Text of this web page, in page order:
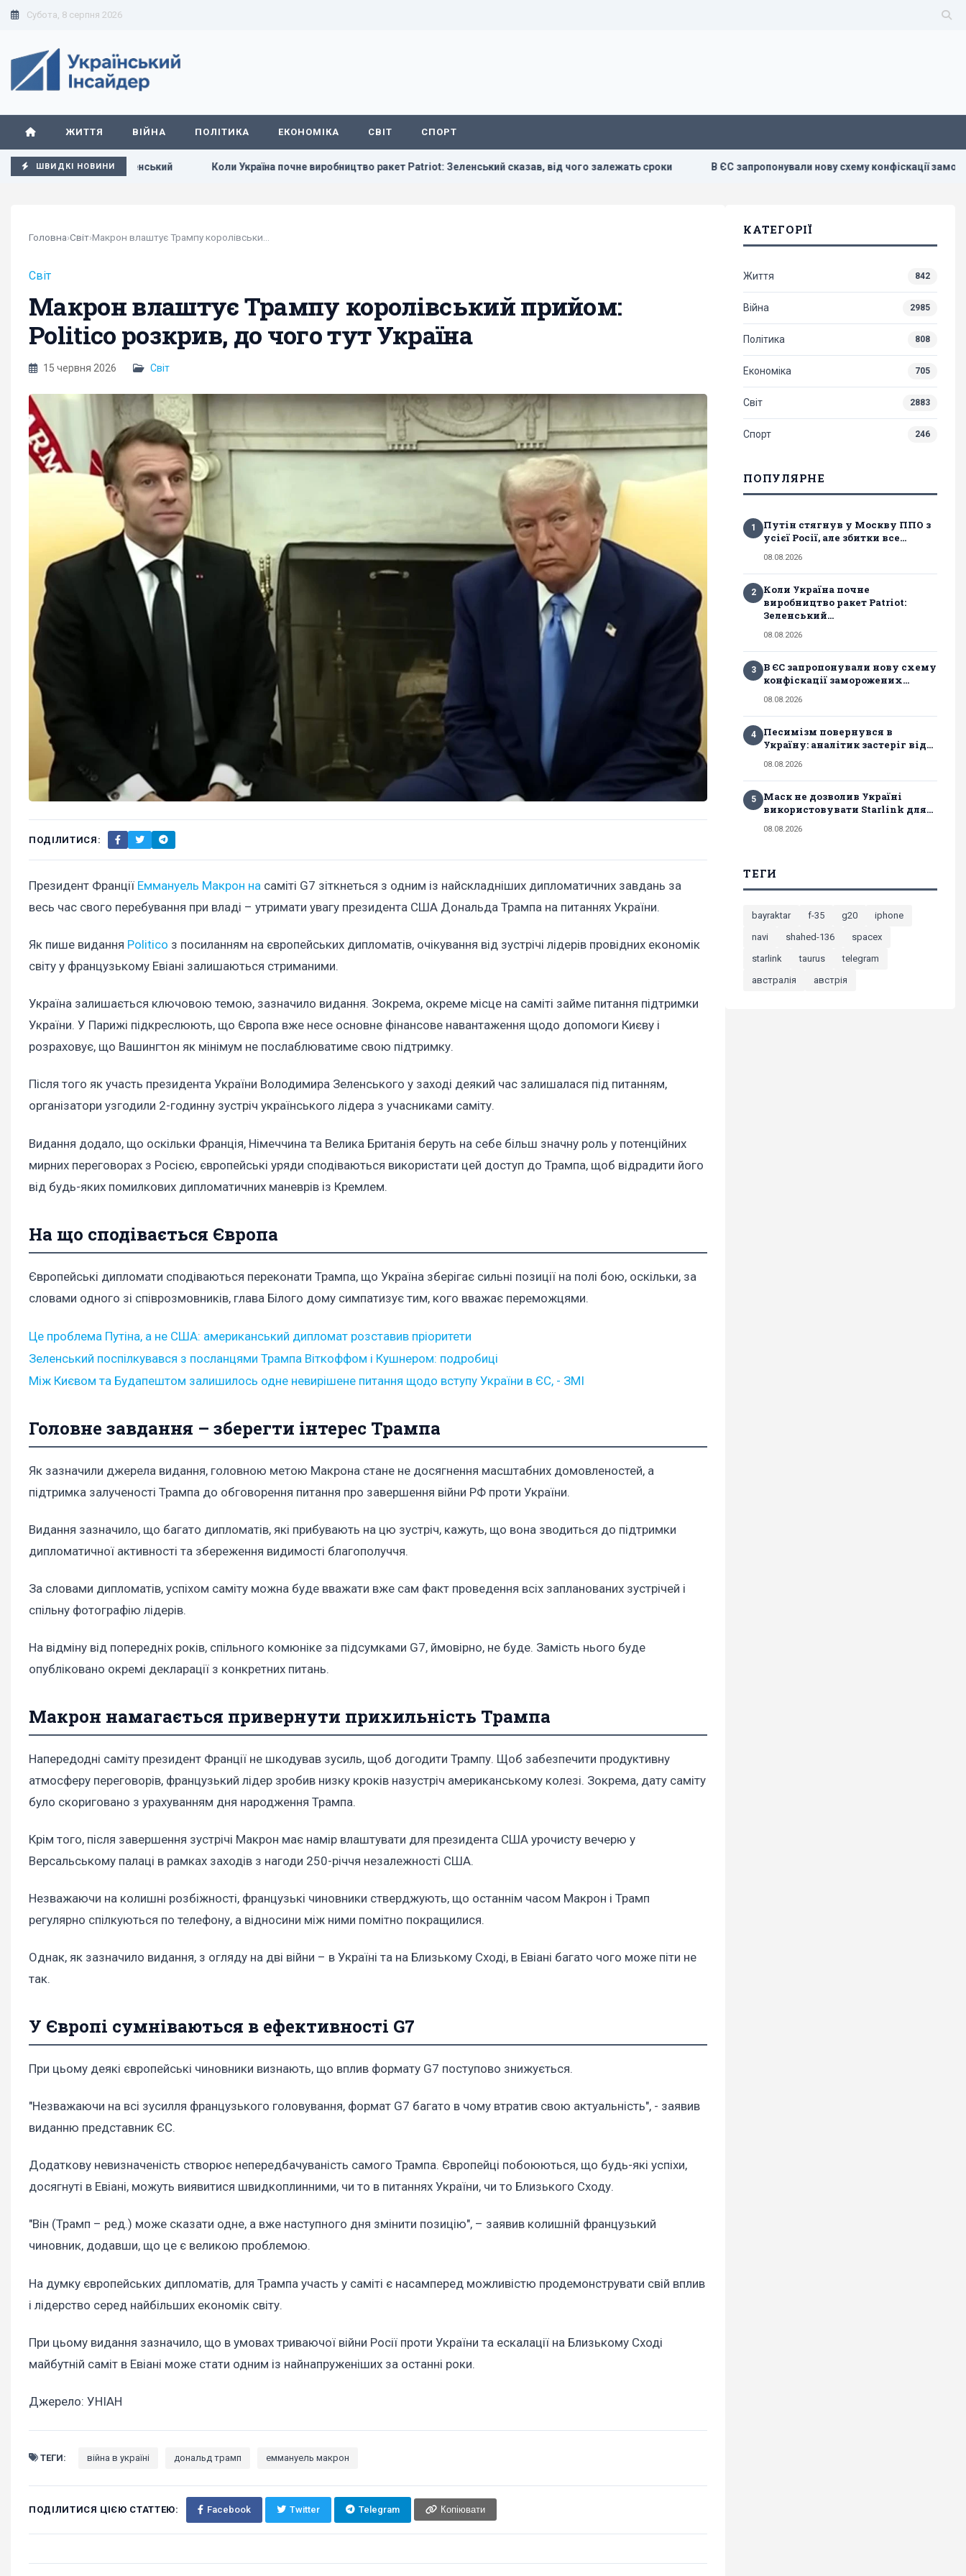
Субота, 8 серпня 2026
ЖИТТЯ ВІЙНА ПОЛІТИКА ЕКОНОМІКА СВІТ СПОРТ
ШВИДКІ НОВИНИ
- Зеленський Коли Україна почне виробництво ракет Patriot: Зеленський сказав, від чого залежать сроки В ЄС запропонували нову схему конфіскації заморожених
Головна›Світ›
Світ
Макрон влаштує Трампу королівський прийом:
Politico розкрив, до чого тут Україна
15 червня 2026 Світ
ПОДІЛИТИСЯ:
Президент Франції Еммануель Макрон на саміті G7 зіткнеться з одним із найскладніших дипломатичних завдань за
весь час свого перебування при владі – утримати увагу президента США Дональда Трампа на питаннях України.
Як пише видання Politico з посиланням на європейських дипломатів, очікування від зустрічі лідерів провідних економік
світу у французькому Евіані залишаються стриманими.
Україна залишається ключовою темою, зазначило видання. Зокрема, окреме місце на саміті займе питання підтримки
України. У Парижі підкреслюють, що Європа вже несе основне фінансове навантаження щодо допомоги Києву і
розраховує, що Вашингтон як мінімум не послаблюватиме свою підтримку.
Після того як участь президента України Володимира Зеленського у заході деякий час залишалася під питанням,
організатори узгодили 2-годинну зустріч українського лідера з учасниками саміту.
Видання додало, що оскільки Франція, Німеччина та Велика Британія беруть на себе більш значну роль у потенційних
мирних переговорах з Росією, європейські уряди сподіваються використати цей доступ до Трампа, щоб відрадити його
від будь-яких помилкових дипломатичних маневрів із Кремлем.
На що сподівається Європа
Європейські дипломати сподіваються переконати Трампа, що Україна зберігає сильні позиції на полі бою, оскільки, за
словами одного зі співрозмовників, глава Білого дому симпатизує тим, кого вважає переможцями.
Це проблема Путіна, а не США: американський дипломат розставив пріоритети
Зеленський поспілкувався з посланцями Трампа Віткоффом і Кушнером: подробиці
Між Києвом та Будапештом залишилось одне невирішене питання щодо вступу України в ЄС, - ЗМІ
Головне завдання – зберегти інтерес Трампа
Як зазначили джерела видання, головною метою Макрона стане не досягнення масштабних домовленостей, а
підтримка залученості Трампа до обговорення питання про завершення війни РФ проти України.
Видання зазначило, що багато дипломатів, які прибувають на цю зустріч, кажуть, що вона зводиться до підтримки
дипломатичної активності та збереження видимості благополуччя.
За словами дипломатів, успіхом саміту можна буде вважати вже сам факт проведення всіх запланованих зустрічей і
спільну фотографію лідерів.
На відміну від попередніх років, спільного комюніке за підсумками G7, ймовірно, не буде. Замість нього буде
опубліковано окремі декларації з конкретних питань.
Макрон намагається привернути прихильність Трампа
Напередодні саміту президент Франції не шкодував зусиль, щоб догодити Трампу. Щоб забезпечити продуктивну
атмосферу переговорів, французький лідер зробив низку кроків назустріч американському колезі. Зокрема, дату саміту
було скориговано з урахуванням дня народження Трампа.
Крім того, після завершення зустрічі Макрон має намір влаштувати для президента США урочисту вечерю у
Версальському палаці в рамках заходів з нагоди 250-річчя незалежності США.
Незважаючи на колишні розбіжності, французькі чиновники стверджують, що останнім часом Макрон і Трамп
регулярно спілкуються по телефону, а відносини між ними помітно покращилися.
Однак, як зазначило видання, з огляду на дві війни – в Україні та на Близькому Сході, в Евіані багато чого може піти не
так.
У Європі сумніваються в ефективності G7
При цьому деякі європейські чиновники визнають, що вплив формату G7 поступово знижується.
"Незважаючи на всі зусилля французького головування, формат G7 багато в чому втратив свою актуальність", - заявив
виданню представник ЄС.
Додаткову невизначеність створює непередбачуваність самого Трампа. Європейці побоюються, що будь-які успіхи,
досягнуті в Евіані, можуть виявитися швидкоплинними, чи то в питаннях України, чи то Близького Сходу.
"Він (Трамп – ред.) може сказати одне, а вже наступного дня змінити позицію", – заявив колишній французький
чиновник, додавши, що це є великою проблемою.
На думку європейських дипломатів, для Трампа участь у саміті є насамперед можливістю продемонструвати свій вплив
і лідерство серед найбільших економік світу.
При цьому видання зазначило, що в умовах триваючої війни Росії проти України та ескалації на Близькому Сході
майбутній саміт в Евіані може стати одним із найнапруженіших за останні роки.
Джерело: УНІАН
ТЕГИ: війна в україні дональд трамп еммануель макрон
ПОДІЛИТИСЯ ЦІЄЮ СТАТТЕЮ: Facebook Twitter Telegram Копіювати
КАТЕГОРІЇ
Життя 842
Війна 2985
Політика 808
Економіка 705
Світ 2883
Спорт 246
ПОПУЛЯРНЕ
1
Путін стягнув у Москву ППО з
усієї Росії, але збитки все...
08.08.2026
2
Коли Україна почне
виробництво ракет Patriot:
Зеленський...
08.08.2026
3
В ЄС запропонували нову схему
конфіскації заморожених...
08.08.2026
4
Песимізм повернувся в
Україну: аналітик застеріг від...
08.08.2026
5
Маск не дозволив Україні
використовувати Starlink для...
08.08.2026
ТЕГИ
bayraktar f-35 g20
iphone
navi
shahed-136
spacex
starlink
taurus
telegram
австралія
австрія